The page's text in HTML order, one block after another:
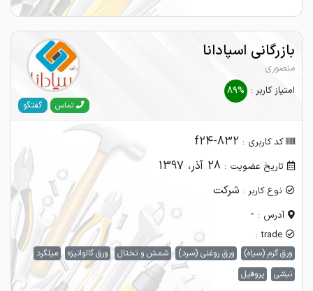
بازرگانی اسپادانا
منصوری
امتیاز کاربر : 89%
تماس گفتگو
کد کاربری : f24-832
تاریخ عضویت : 28 آذر، 1397
نوع کاربر : شرکت
آدرس : -
trade :
ورق گرم (سیاه) ورق روغنی (سرد) شمش و تختال ورق گالوانیزه
میلگرد
نبشی
پروفیل